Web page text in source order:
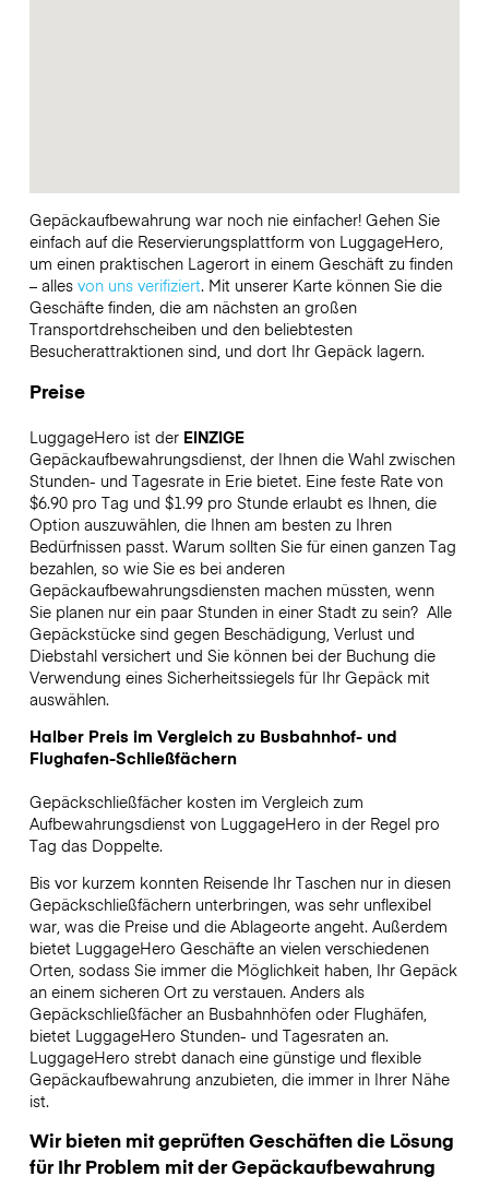
Gepäckaufbewahrung war noch nie einfacher! Gehen Sie
einfach auf die Reservierungsplattform von LuggageHero,
um einen praktischen Lagerort in einem Geschäft zu finden
– alles von uns verifiziert. Mit unserer Karte können Sie die
Geschäfte finden, die am nächsten an großen
Transportdrehscheiben und den beliebtesten
Besucherattraktionen sind, und dort Ihr Gepäck lagern.
Preise
LuggageHero ist der EINZIGE
Gepäckaufbewahrungsdienst, der Ihnen die Wahl zwischen
Stunden- und Tagesrate in Erie bietet. Eine feste Rate von
$6.90 pro Tag und $1.99 pro Stunde erlaubt es Ihnen, die
Option auszuwählen, die Ihnen am besten zu Ihren
Bedürfnissen passt. Warum sollten Sie für einen ganzen Tag
bezahlen, so wie Sie es bei anderen
Gepäckaufbewahrungsdiensten machen müssten, wenn
Sie planen nur ein paar Stunden in einer Stadt zu sein? Alle
Gepäckstücke sind gegen Beschädigung, Verlust und
Diebstahl versichert und Sie können bei der Buchung die
Verwendung eines Sicherheitssiegels für Ihr Gepäck mit
auswählen.
Halber Preis im Vergleich zu Busbahnhof- und
Flughafen-Schließfächern
Gepäckschließfächer kosten im Vergleich zum
Aufbewahrungsdienst von LuggageHero in der Regel pro
Tag das Doppelte.
Bis vor kurzem konnten Reisende Ihr Taschen nur in diesen
Gepäckschließfächern unterbringen, was sehr unflexibel
war, was die Preise und die Ablageorte angeht. Außerdem
bietet LuggageHero Geschäfte an vielen verschiedenen
Orten, sodass Sie immer die Möglichkeit haben, Ihr Gepäck
an einem sicheren Ort zu verstauen. Anders als
Gepäckschließfächer an Busbahnhöfen oder Flughäfen,
bietet LuggageHero Stunden- und Tagesraten an.
LuggageHero strebt danach eine günstige und flexible
Gepäckaufbewahrung anzubieten, die immer in Ihrer Nähe
ist.
Wir bieten mit geprüften Geschäften die Lösung
für Ihr Problem mit der Gepäckaufbewahrung